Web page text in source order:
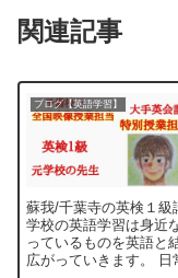
関連記事
ブログ【英語学習】
蘇我/千葉寺の英検１
学校の英語学習は身近
っているものを英語と
広がっていきます。 日